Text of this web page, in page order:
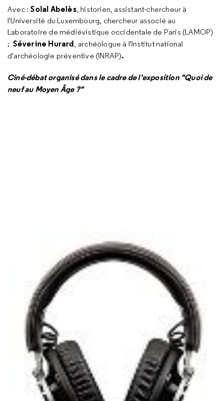
Avec :Solal Abelès, historien, assistant-chercheur à
l'Université du Luxembourg, chercheur associé au
Laboratoire de médiévistique occidentale de Paris (LAMOP)
; Séverine Hurard, archéologue à l'Institut national
d'archéologie préventive (INRAP).
Ciné-débat organisé dans le cadre de l'exposition "Quoi de
neuf au Moyen Âge ?"